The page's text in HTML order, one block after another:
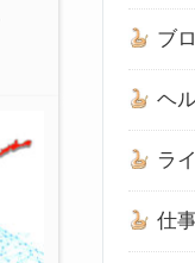
ブ
ヘ
ラ
仕